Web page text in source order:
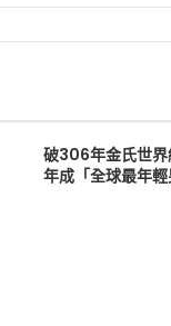
破306年金氏世界
年成「全球最年輕